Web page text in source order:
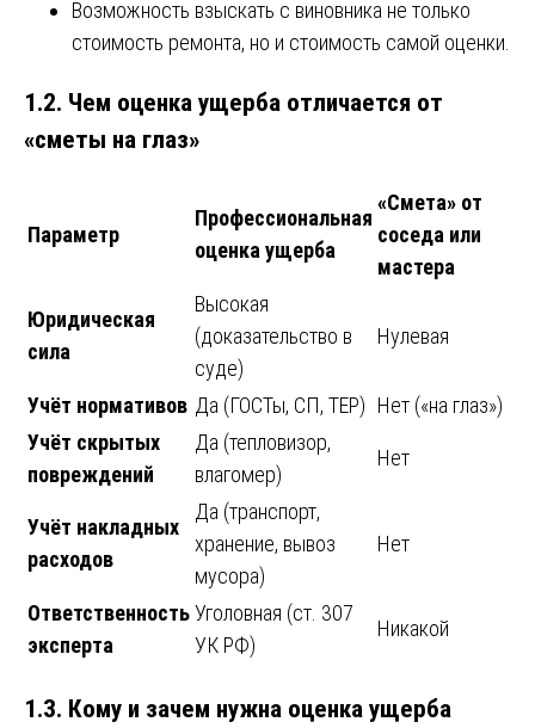
Возможность взыскать с виновника не только
стоимость ремонта, но и стоимость самой оценки.
1.2. Чем оценка ущерба отличается от
«сметы на глаз»
Параметр
Профессиональная
оценка ущерба
«Смета» от
соседа или
мастера
Юридическая
сила
Высокая
(доказательство в
суде)
Нулевая
Учёт нормативов Да (ГОСТы, СП, ТЕР) Нет («на глаз»)
Учёт скрытых
повреждений
Да (тепловизор,
влагомер)
Нет
Учёт накладных
расходов
Да (транспорт,
хранение, вывоз
мусора)
Нет
Ответственность
эксперта
Уголовная (ст. 307
УК РФ)
Никакой
1.3. Кому и зачем нужна оценка ущерба